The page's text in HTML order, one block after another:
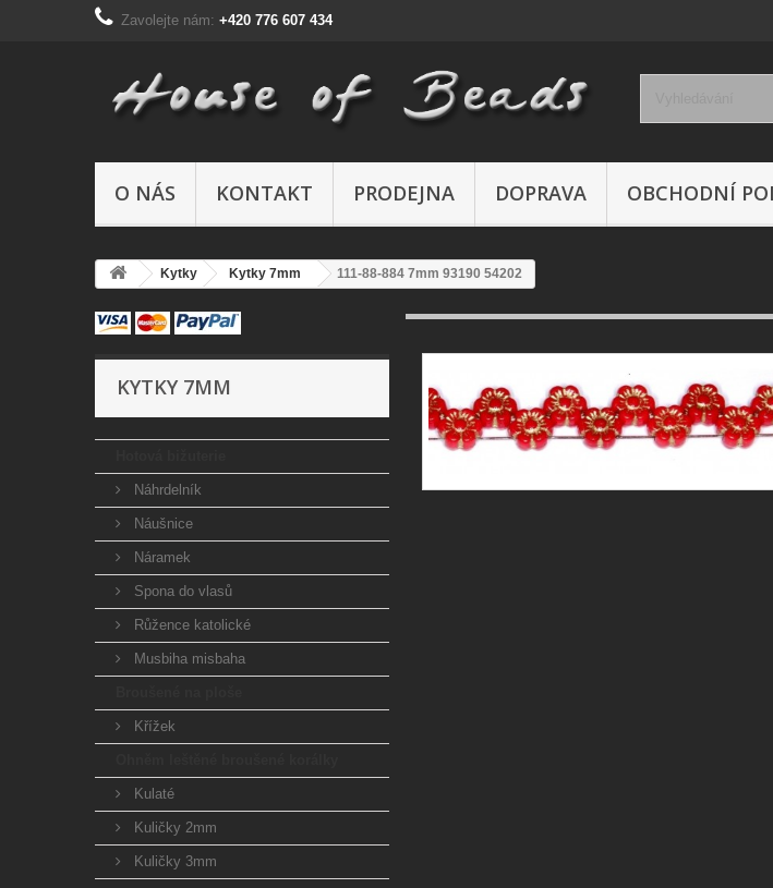
Zavolejte nám: +420 776 607 434
O NÁS KONTAKT PRODEJNA DOPRAVA OBCHODNÍ
Kytky Kytky 7mm 111-88-884 7mm 93190 54202
KYTKY 7MM
Náhrdelník
Náušnice
Náramek
Spona do vlasů
Růžence katolické
Musbiha misbaha
Křížek
Kulaté
Kuličky 2mm
Kuličky 3mm